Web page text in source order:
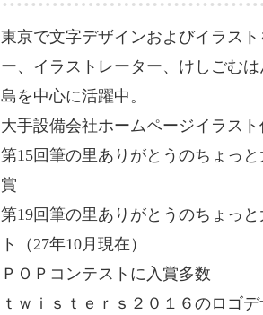
東京で文字デザインおよびイラス
ー、イラストレーター、けしごむ
島を中心に活躍中。
大手設備会社ホームページイラス
第15回筆の里ありがとうのちょっ
賞
第19回筆の里ありがとうのちょっ
ト（27年10月現在）
ＰＯＰコンテストに入賞多数
ｔｗｉｓｔｅｒｓ２０１６のロゴ